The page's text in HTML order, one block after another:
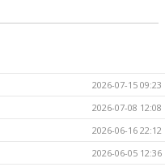
2026-07-15 09:23
2026-07-08 12:08
2026-06-16 22:12
2026-06-05 12:36